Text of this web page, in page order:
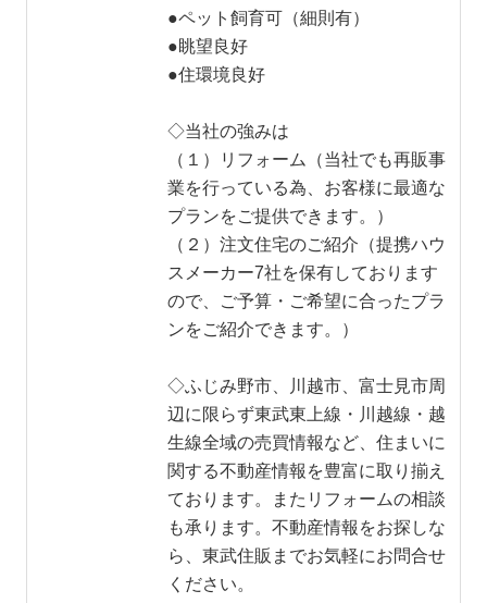
●ペット飼育可（細則有）
●眺望良好
●住環境良好
◇当社の強みは
（１）リフォーム（当社でも再販事
業を行っている為、お客様に最適な
プランをご提供できます。）
（２）注文住宅のご紹介（提携ハウ
スメーカー7社を保有しております
ので、ご予算・ご希望に合ったプラ
ンをご紹介できます。）
◇ふじみ野市、川越市、富士見市周
辺に限らず東武東上線・川越線・越
生線全域の売買情報など、住まいに
関する不動産情報を豊富に取り揃え
ております。またリフォームの相談
も承ります。不動産情報をお探しな
ら、東武住販までお気軽にお問合せ
ください。